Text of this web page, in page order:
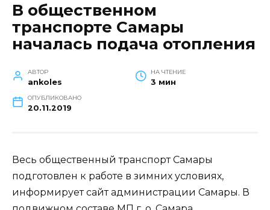
В общественном
транспорте Самары
началась подача отопления
АВТОР
ankoles
НА ЧТЕНИЕ
3 мин
ОПУБЛИКОВАНО
20.11.2019
Весь общественный транспорт Самары
подготовлен к работе в зимних условиях,
информирует сайт администрации Самары. В